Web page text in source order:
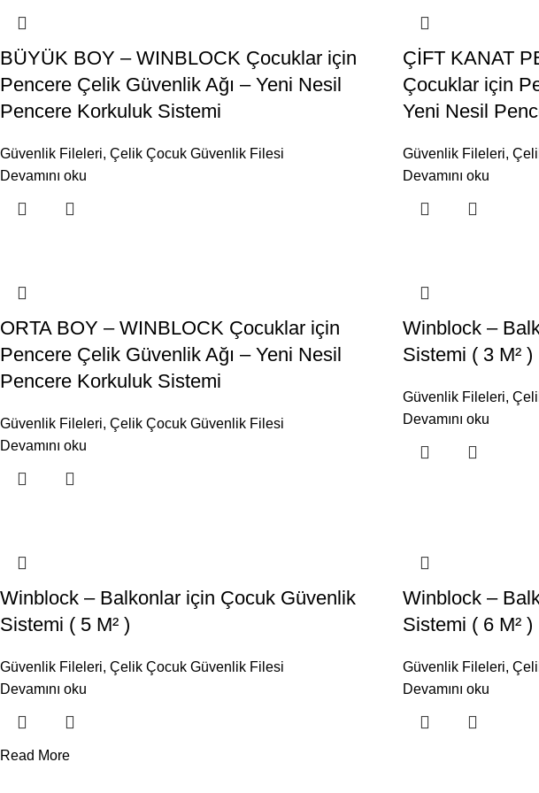
BÜYÜK BOY – WINBLOCK Çocuklar için
Pencere Çelik Güvenlik Ağı – Yeni Nesil
Pencere Korkuluk Sistemi
Güvenlik Fileleri, Çelik Çocuk Güvenlik Filesi
Devamını oku
ÇİFT KANAT
Çocuklar için
Yeni Nesil
Güvenlik Fileleri,
Devamını oku
ORTA BOY – WINBLOCK Çocuklar için
Pencere Çelik Güvenlik Ağı – Yeni Nesil
Pencere Korkuluk Sistemi
Güvenlik Fileleri, Çelik Çocuk Güvenlik Filesi
Devamını oku
Winblock –
Sistemi ( 3 M² )
Güvenlik Fileleri,
Devamını oku
Winblock – Balkonlar için Çocuk Güvenlik
Sistemi ( 5 M² )
Güvenlik Fileleri, Çelik Çocuk Güvenlik Filesi
Devamını oku
Winblock –
Sistemi ( 6 M² )
Güvenlik Fileleri,
Devamını oku
Read More